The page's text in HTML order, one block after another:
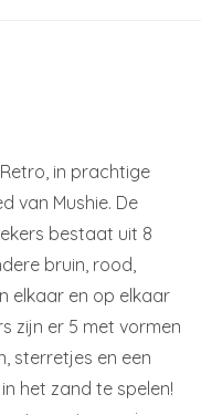
in prachtige
van Mushie. De
bestaat uit 8
bruin, rood,
elkaar en op elkaar
zijn er 5 met vormen
sterretjes en een
het zand te spelen!